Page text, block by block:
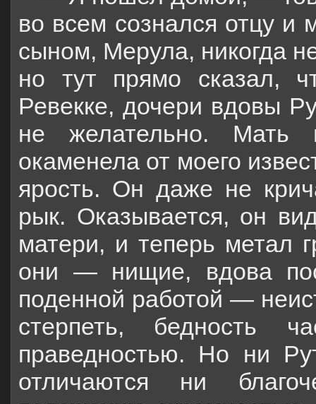
во всем сознался отцу
сыном, Мерула, никогда
но тут прямо сказал,
Ревекке, дочери вдовы
не желательно. Мать
окаменела от моего
ярость. Он даже не
рык. Оказывается, он
матери, и теперь метал
они — нищие, вдова
поденной работой —
стерпеть, бедность
праведностью. Но ни
отличаются ни